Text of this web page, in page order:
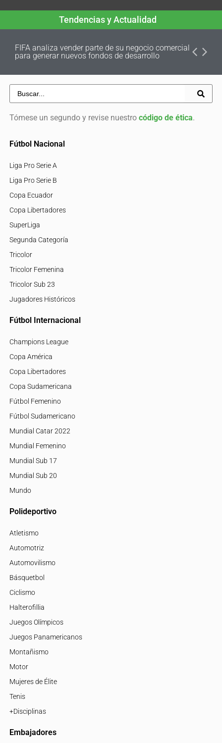
Tendencias y Actualidad
FIFA analiza vender parte de su negocio comercial
para generar nuevos fondos de desarrollo
Tómese un segundo y revise nuestro código de ética.
Fútbol Nacional
Liga Pro Serie A
Liga Pro Serie B
Copa Ecuador
Copa Libertadores
SuperLiga
Segunda Categoría
Tricolor
Tricolor Femenina
Tricolor Sub 23
Jugadores Históricos
Fútbol Internacional
Champions League
Copa América
Copa Libertadores
Copa Sudamericana
Fútbol Femenino
Fútbol Sudamericano
Mundial Catar 2022
Mundial Femenino
Mundial Sub 17
Mundial Sub 20
Mundo
Polideportivo
Atletismo
Automotriz
Automovilismo
Básquetbol
Ciclismo
Halterofillia
Juegos Olímpicos
Juegos Panamericanos
Montañismo
Motor
Mujeres de Élite
Tenis
+Disciplinas
Embajadores